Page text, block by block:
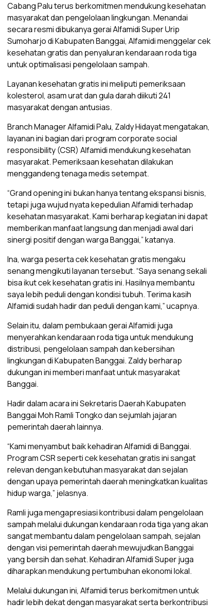
Cabang Palu terus berkomitmen mendukung kesehatan
masyarakat dan pengelolaan lingkungan. Menandai
secara resmi dibukanya gerai Alfamidi Super Urip
Sumoharjo di Kabupaten Banggai, Alfamidi menggelar cek
kesehatan gratis dan penyaluran kendaraan roda tiga
untuk optimalisasi pengelolaan sampah.
Layanan kesehatan gratis ini meliputi pemeriksaan
kolesterol, asam urat dan gula darah diikuti 241
masyarakat dengan antusias.
Branch Manager Alfamidi Palu, Zaldy Hidayat mengatakan,
layanan ini bagian dari program corporate social
responsibility (CSR) Alfamidi mendukung kesehatan
masyarakat. Pemeriksaan kesehatan dilakukan
menggandeng tenaga medis setempat.
“Grand opening ini bukan hanya tentang ekspansi bisnis,
tetapi juga wujud nyata kepedulian Alfamidi terhadap
kesehatan masyarakat. Kami berharap kegiatan ini dapat
memberikan manfaat langsung dan menjadi awal dari
sinergi positif dengan warga Banggai,” katanya.
Ina, warga peserta cek kesehatan gratis mengaku
senang mengikuti layanan tersebut. “Saya senang sekali
bisa ikut cek kesehatan gratis ini. Hasilnya membantu
saya lebih peduli dengan kondisi tubuh. Terima kasih
Alfamidi sudah hadir dan peduli dengan kami,” ucapnya.
Selain itu, dalam pembukaan gerai Alfamidi juga
menyerahkan kendaraan roda tiga untuk mendukung
distribusi, pengelolaan sampah dan kebersihan
lingkungan di Kabupaten Banggai. Zaldy berharap
dukungan ini memberi manfaat untuk masyarakat
Banggai.
Hadir dalam acara ini Sekretaris Daerah Kabupaten
Banggai Moh Ramli Tongko dan sejumlah jajaran
pemerintah daerah lainnya.
“Kami menyambut baik kehadiran Alfamidi di Banggai.
Program CSR seperti cek kesehatan gratis ini sangat
relevan dengan kebutuhan masyarakat dan sejalan
dengan upaya pemerintah daerah meningkatkan kualitas
hidup warga,” jelasnya.
Ramli juga mengapresiasi kontribusi dalam pengelolaan
sampah melalui dukungan kendaraan roda tiga yang akan
sangat membantu dalam pengelolaan sampah, sejalan
dengan visi pemerintah daerah mewujudkan Banggai
yang bersih dan sehat. Kehadiran Alfamidi Super juga
diharapkan mendukung pertumbuhan ekonomi lokal.
Melalui dukungan ini, Alfamidi terus berkomitmen untuk
hadir lebih dekat dengan masyarakat serta berkontribusi